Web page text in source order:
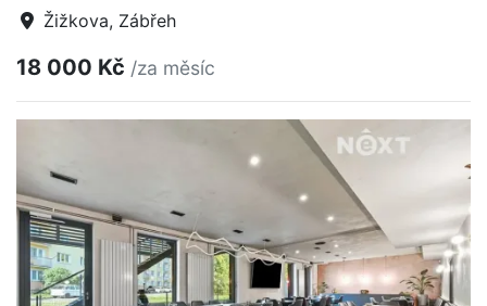
Žižkova, Zábřeh
18 000 Kč /za měsíc